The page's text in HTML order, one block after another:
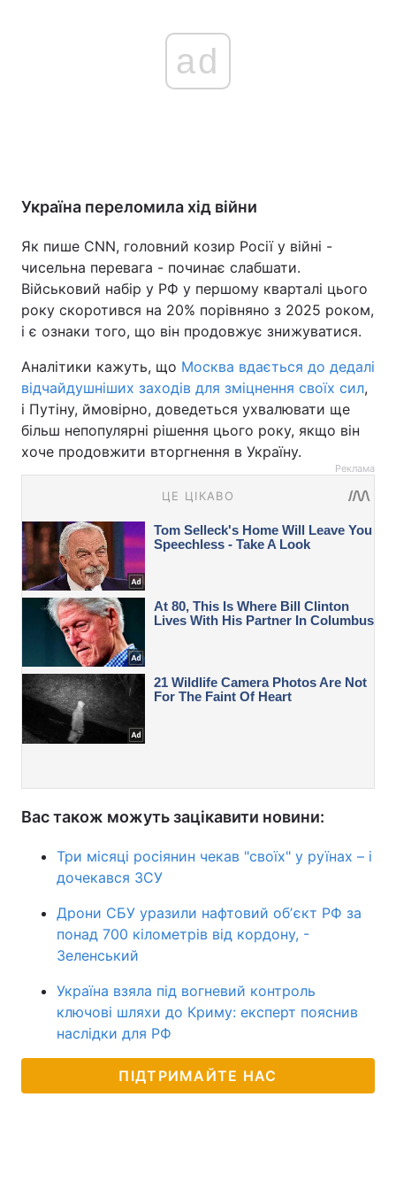
ad
Україна переломила хід війни
Як пише CNN, головний козир Росії у війні -
чисельна перевага - починає слабшати.
Військовий набір у РФ у першому кварталі цього
року скоротився на 20% порівняно з 2025 роком,
і є ознаки того, що він продовжує знижуватися.
Аналітики кажуть, що Москва вдається до дедалі
відчайдушніших заходів для зміцнення своїх сил,
і Путіну, ймовірно, доведеться ухвалювати ще
більш непопулярні рішення цього року, якщо він
хоче продовжити вторгнення в Україну.
Реклама
Вас також можуть зацікавити новини:
Три місяці росіянин чекав "своїх" у руїнах – і
дочекався ЗСУ
Дрони СБУ уразили нафтовий обʼєкт РФ за
понад 700 кілометрів від кордону, -
Зеленський
Україна взяла під вогневий контроль
ключові шляхи до Криму: експерт пояснив
наслідки для РФ
ПІДТРИМАЙТЕ НАС